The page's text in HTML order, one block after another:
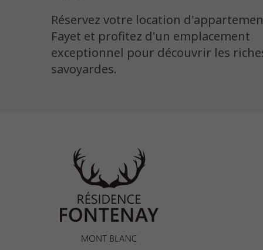
Réservez votre location
Fayet et profitez d'un emplacement
exceptionnel pour découvrir les
savoyardes.